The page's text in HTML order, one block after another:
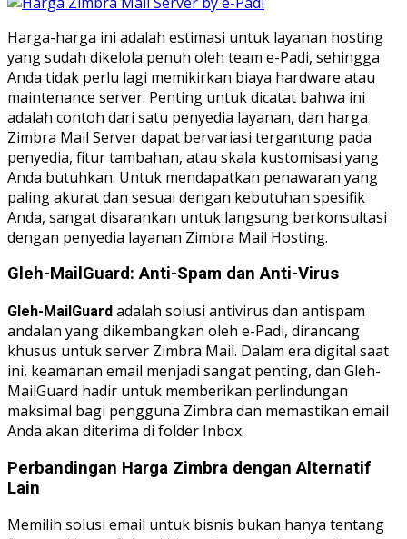
Harga-harga ini adalah estimasi untuk layanan hosting
yang sudah dikelola penuh oleh team e-Padi, sehingga
Anda tidak perlu lagi memikirkan biaya hardware atau
maintenance server. Penting untuk dicatat bahwa ini
adalah contoh dari satu penyedia layanan, dan harga
Zimbra Mail Server dapat bervariasi tergantung pada
penyedia, fitur tambahan, atau skala kustomisasi yang
Anda butuhkan. Untuk mendapatkan penawaran yang
paling akurat dan sesuai dengan kebutuhan spesifik
Anda, sangat disarankan untuk langsung berkonsultasi
dengan penyedia layanan Zimbra Mail Hosting.
Gleh-MailGuard: Anti-Spam dan Anti-Virus
Gleh-MailGuard adalah solusi antivirus dan antispam
andalan yang dikembangkan oleh e-Padi, dirancang
khusus untuk server Zimbra Mail. Dalam era digital saat
ini, keamanan email menjadi sangat penting, dan Gleh-
MailGuard hadir untuk memberikan perlindungan
maksimal bagi pengguna Zimbra dan memastikan email
Anda akan diterima di folder Inbox.
Perbandingan Harga Zimbra dengan Alternatif
Lain
Memilih solusi email untuk bisnis bukan hanya tentang